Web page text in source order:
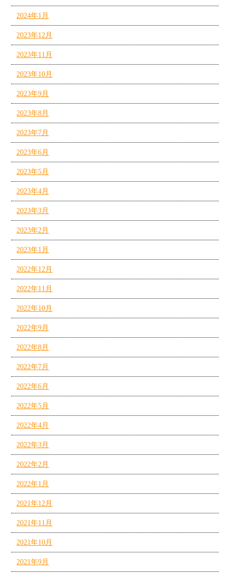
2024年1月
2023年12月
2023年11月
2023年10月
2023年9月
2023年8月
2023年7月
2023年6月
2023年5月
2023年4月
2023年3月
2023年2月
2023年1月
2022年12月
2022年11月
2022年10月
2022年9月
2022年8月
2022年7月
2022年6月
2022年5月
2022年4月
2022年3月
2022年2月
2022年1月
2021年12月
2021年11月
2021年10月
2021年9月